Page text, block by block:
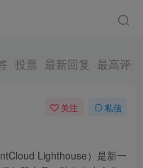
投票 最新回复 最高评分
关注 私信
Lighthouse）是新一